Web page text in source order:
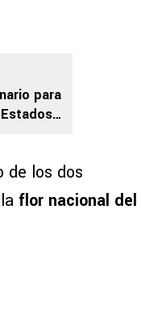
para
de los dos
flor nacional del